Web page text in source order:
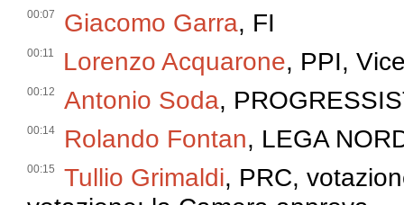
00:07 Giacomo Garra, FI
00:11 Lorenzo Acquarone, PPI,
00:12 Antonio Soda,
00:14 Rolando Fontan, LEGA
00:15 Tullio Grimaldi, PRC,